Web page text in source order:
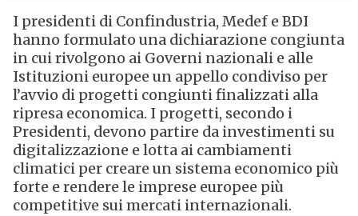
I presidenti di Confindustria, Medef e BDI
hanno formulato una dichiarazione congiunta
in cui rivolgono ai Governi nazionali e alle
Istituzioni europee un appello condiviso per
l’avvio di progetti congiunti finalizzati alla
ripresa economica. I progetti, secondo i
Presidenti, devono partire da investimenti su
digitalizzazione e lotta ai cambiamenti
climatici per creare un sistema economico più
forte e rendere le imprese europee più
competitive sui mercati internazionali.